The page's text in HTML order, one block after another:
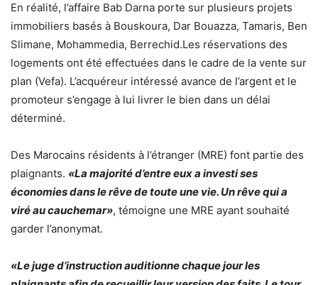
En réalité, l’affaire Bab Darna porte sur plusieurs projets
immobiliers basés à Bouskoura, Dar Bouazza, Tamaris, Ben
Slimane, Mohammedia, Berrechid.Les réservations des
logements ont été effectuées dans le cadre de la vente sur
plan (Vefa). L’acquéreur intéressé avance de l’argent et le
promoteur s’engage à lui livrer le bien dans un délai
déterminé.
Des Marocains résidents à l’étranger (MRE) font partie des
plaignants. «La majorité d’entre eux a investi ses
économies dans le rêve de toute une vie. Un rêve qui a
viré au cauchemar», témoigne une MRE ayant souhaité
garder l’anonymat.
«Le juge d’instruction auditionne chaque jour les